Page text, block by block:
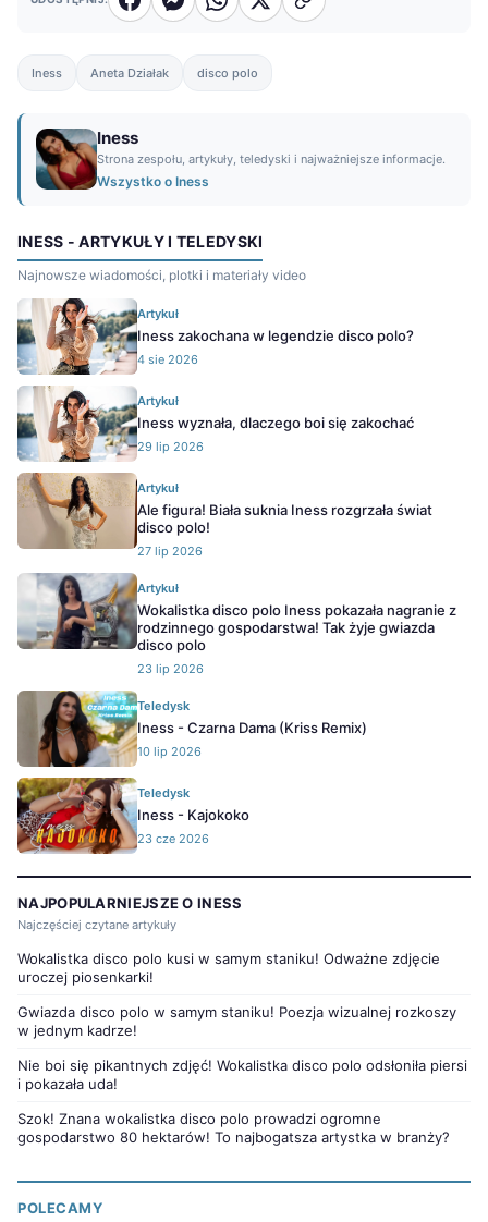
Iness Aneta Działak disco polo
Iness
Strona zespołu, artykuły, teledyski i najważniejsze informacje.
Wszystko o Iness
INESS - ARTYKUŁY I TELEDYSKI
Najnowsze wiadomości, plotki i materiały video
Artykuł
Iness zakochana w legendzie disco polo?
4 sie 2026
Artykuł
Iness wyznała, dlaczego boi się zakochać
29 lip 2026
Artykuł
Ale figura! Biała suknia Iness rozgrzała świat
disco polo!
27 lip 2026
Artykuł
Wokalistka disco polo Iness pokazała nagranie z
rodzinnego gospodarstwa! Tak żyje gwiazda
disco polo
23 lip 2026
Teledysk
Iness - Czarna Dama (Kriss Remix)
10 lip 2026
Teledysk
Iness - Kajokoko
23 cze 2026
NAJPOPULARNIEJSZE O INESS
Najczęściej czytane artykuły
Wokalistka disco polo kusi w samym staniku! Odważne zdjęcie
uroczej piosenkarki!
Gwiazda disco polo w samym staniku! Poezja wizualnej rozkoszy
w jednym kadrze!
Nie boi się pikantnych zdjęć! Wokalistka disco polo odsłoniła piersi
i pokazała uda!
Szok! Znana wokalistka disco polo prowadzi ogromne
gospodarstwo 80 hektarów! To najbogatsza artystka w branży?
POLECAMY